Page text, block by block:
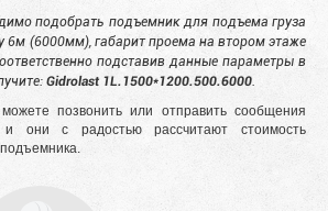
подобрать подъемник для подъема груза
6м (6000мм), габарит проема на втором этаже
подставив данные параметры в
Gidrolast 1L.1500*1200.500.6000
позвонить или отправить сообщения
они с радостью рассчитают стоимость